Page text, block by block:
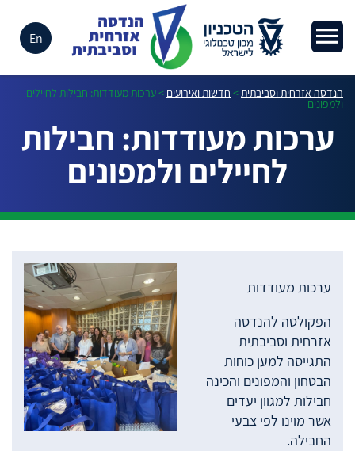
En
הנדסה אזרחית וסביבתית> חדשות ואירועים >ערכות מעודדות: חבילות לחיילים
ולמפונים
ערכות מעודדות: חבילות
לחיילים ולמפונים
ערכות מעודדות
הפקולטה להנדסה
אזרחית וסביבתית
התגייסה למען כוחות
הבטחון והמפונים והכינה
חבילות למגוון יעדים
אשר מוינו לפי צבעי
החבילה.